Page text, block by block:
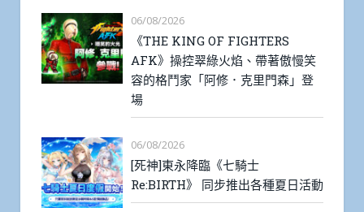
06/08/2026
《THE KING OF FIGHTERS
AFK》操控翠綠火焰、帶著傲慢笑
容的格鬥家「阿修．克里門森」登
場
06/08/2026
[死神]東永降臨《七騎士
Re:BIRTH》 同步推出各種夏日活動